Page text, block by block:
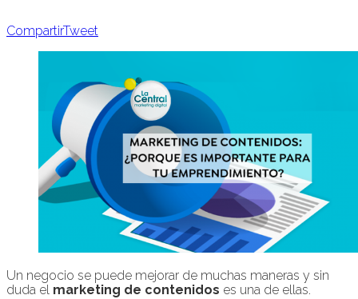
CompartirTweet
Un negocio se puede mejorar de muchas maneras y sin
duda el marketing de contenidos es una de ellas.